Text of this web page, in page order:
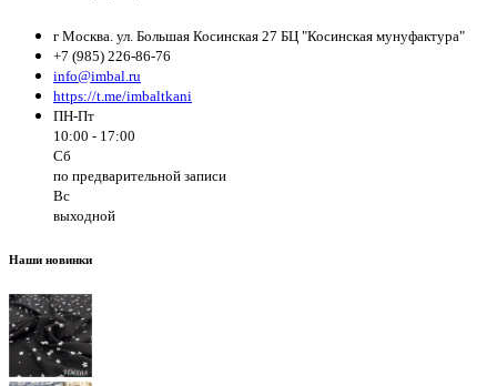
г Москва. ул. Большая Косинская 27 БЦ "Косинская мунуфактура"
+7 (985) 226-86-76
info@imbal.ru
https://t.me/imbaltkani
ПН-Пт
10:00 - 17:00
Сб
по предварительной записи
Вс
выходной
Наши новинки